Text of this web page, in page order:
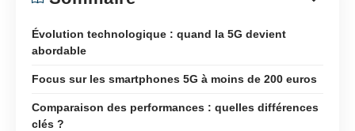
Évolution technologique : quand la 5G devient
abordable
Focus sur les smartphones 5G à moins de 200 euros
Comparaison des performances : quelles différences
clés ?